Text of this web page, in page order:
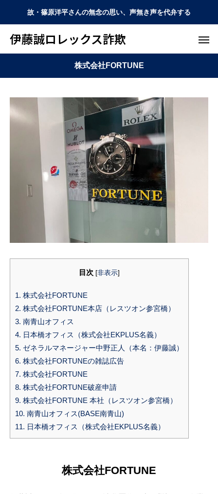
故・篠原洋平さんの無念の思い、声無き声を代弁する
伊藤誠ロレックス詐欺
株式会社FORTUNE
目次 [非表示]
1. 株式会社FORTUNE
2. 株式会社FORTUNE本店（レスツオン参宮橋）
3. 南青山オフィス
4. 日本橋オフィス（株式会社EKPLUS名義）
5. ゼネラルマネージャー中野正人（本名：伊藤誠）
6. 株式会社FORTUNEの雑誌広告
7. 株式会社FORTUNE
8. 株式会社FORTUNE破産申請
9. 株式会社FORTUNE 本社（レスツオン参宮橋）
10. 南青山オフィス(BASE南青山)
11. 日本橋オフィス（株式会社EKPLUS名義）
株式会社FORTUNE